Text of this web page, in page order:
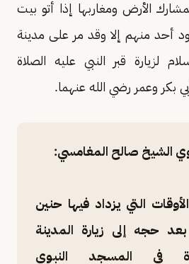
الأرض ومغاربها إذا أتو بيت
أحد منهم إلا وقد مر على مدينة
لزيارة قبر النبي عليه الصلاة
بكر وعمر رضي الله عنهما.
الشيخ صالح المغامسي:
التي يزداد فيها حنين
حجه إلى زيارة المدينة
في المسجد النبوي